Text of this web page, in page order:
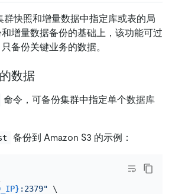
快照和增量数据中指定库或表的局
增量数据备份的基础上，该功能可过
备份关键业务的数据。
数据
命令，可备份集群中指定单个数据库
备份到 Amazon S3 的示例：
:2379" \